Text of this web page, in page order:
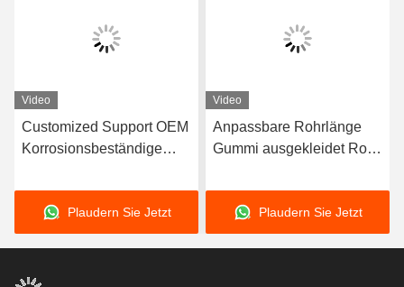
Video
Customized Support OEM
Korrosionsbeständige
langlebiger
Naturkautschuk Neopren
EPDM und Nitril-
Leistung
Plaudern Sie Jetzt
Video
Anpassbare Rohrlänge
Gummi ausgekleidet Rohr
Auskleidungsdicke mit
hervorragender
Korrosionsbeständigkeit
Plaudern Sie Jetzt